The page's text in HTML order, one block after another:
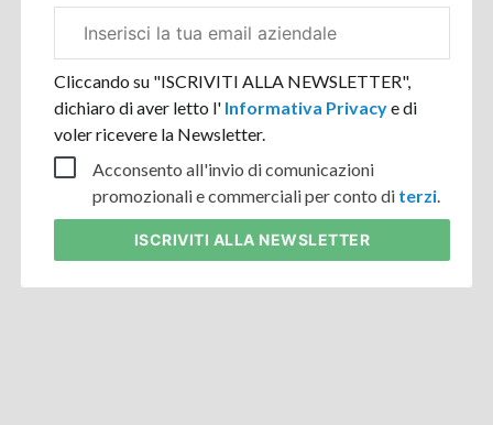
aziendale
Cliccando su "ISCRIVITI ALLA NEWSLETTER",
dichiaro di aver letto l' Informativa Privacye di
voler ricevere la Newsletter.
Acconsento all'invio di comunicazioni
promozionali e commerciali per conto di terzi.
ISCRIVITI ALLA NEWSLETTER